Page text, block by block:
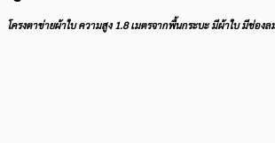
โครงตาข่ายผ้าใบ ความสูง 1.8 เมตรจากพื้นกระบะ มีผ้าใบ มีช่อง